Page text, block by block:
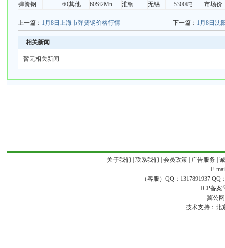
弹簧钢
60其他 60Si2Mn 淮钢 无锡 5300吨 市场价
上一篇： 1月8日上海市弹簧钢价格行情 下一篇： 1月8日沈
相关新闻
暂无相关新闻
关于我们 联系我们 会员政策| 广告服务
E-
（客服）QQ：1317891937 QQ
ICP备案
冀公
技术支持： 北